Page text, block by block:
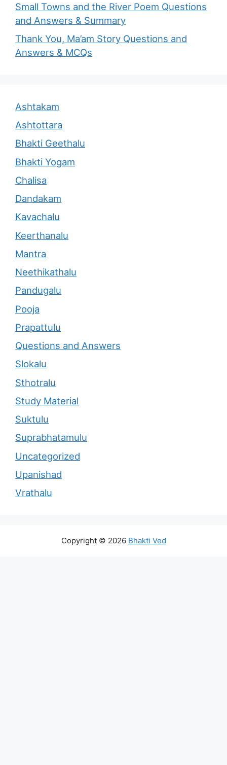
Small Towns and the River Poem Questions
and Answers & Summary
Thank You, Ma’am Story Questions and
Answers & MCQs
Ashtakam
Ashtottara
Bhakti Geethalu
Bhakti Yogam
Chalisa
Dandakam
Kavachalu
Keerthanalu
Mantra
Neethikathalu
Pandugalu
Pooja
Prapattulu
Questions and Answers
Slokalu
Sthotralu
Study Material
Suktulu
Suprabhatamulu
Uncategorized
Upanishad
Vrathalu
Copyright © 2026 Bhakti Ved